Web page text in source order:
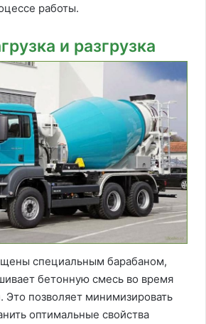
работы.
и разгрузка
специальным барабаном,
бетонную смесь во время
Это позволяет минимизировать
оптимальные свойства